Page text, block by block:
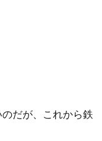
だが、これから鉄